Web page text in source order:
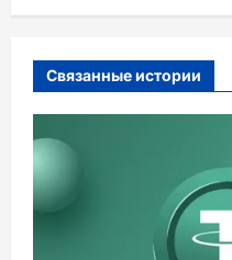
ц
я
з
а
п
Связанные истории